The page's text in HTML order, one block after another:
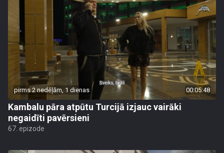
pirms 2 nedēļām, 1 dienas 00:05:48
Kambalu pāra atpūtu Turcijā izjauc vairāki
negaidīti pavērsieni
67. epizode